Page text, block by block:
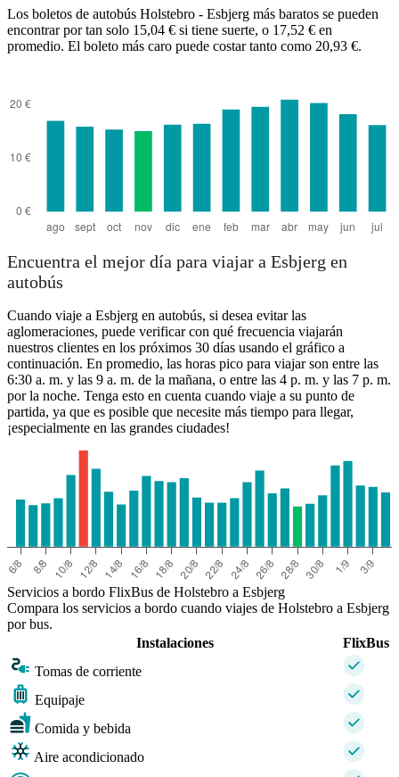
Esbjerg
Los boletos de autobús Holstebro - Esbjerg más baratos se pueden
encontrar por tan solo 15,04 € si tiene suerte, o 17,52 € en
promedio. El boleto más caro puede costar tanto como 20,93 €.
Encuentra el mejor día para viajar a Esbjerg en
autobús
Cuando viaje a Esbjerg en autobús, si desea evitar las
aglomeraciones, puede verificar con qué frecuencia viajarán
nuestros clientes en los próximos 30 días usando el gráfico a
continuación. En promedio, las horas pico para viajar son entre las
6:30 a. m. y las 9 a. m. de la mañana, o entre las 4 p. m. y las 7 p. m.
por la noche. Tenga esto en cuenta cuando viaje a su punto de
partida, ya que es posible que necesite más tiempo para llegar,
¡especialmente en las grandes ciudades!
Servicios a bordo FlixBus de Holstebro a Esbjerg
Compara los servicios a bordo cuando viajes de Holstebro a Esbjerg
por bus.
Instalaciones
FlixBus
Tomas de corriente
Equipaje
Comida y bebida
Aire acondicionado